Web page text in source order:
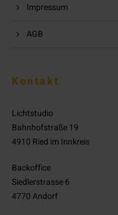
Impressum
AGB
Kontakt
Lichtstudio
Bahnhofstraße 19
4910 Ried im Innkreis
Backoffice
Siedlerstrasse 6
4770 Andorf